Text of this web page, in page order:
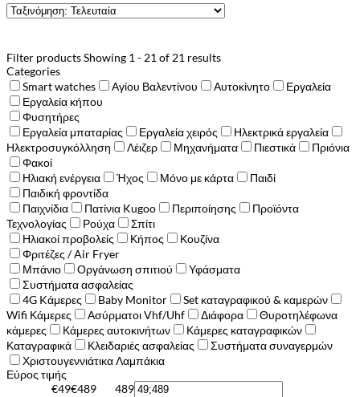
latest
Filter productsShowing 1 - 21 of 21 results
Categories
Smart watches
Αγίου Βαλεντίνου Αυτοκίνητο
Εργαλεία
Εργαλεία κήπου
Φυσητήρες
Εργαλεία μπαταρίας
Εργαλεία χειρός
Ηλεκτρικά εργαλεία
Ηλεκτροσυγκόλληση
Λέιζερ Μηχανήματα Πιεστικά
Πριόνια
Φακοί
Ηλιακή ενέργεια
Ήχος Μόνο με κάρτα
Παιδί
Παιδική φροντίδα
Παιχνίδια
Πατίνια Kugoo Περιποίησης
Προϊόντα
Τεχνολογίας
Ρούχα
Σπίτι
Ηλιακοί προβολείς
Κήπος
Κουζίνα
Φριτέζες / Air Fryer
Μπάνιο
Οργάνωση σπιτιού
Υφάσματα
Συστήματα ασφαλείας
4G Kάμερες
Baby Monitor
Set καταγραφικού & καμερών
Wifi Κάμερες
Ασύρματοι Vhf/Uhf Διάφορα
Θυροτηλέφωνα
κάμερες
Κάμερες αυτοκινήτων
Κάμερες καταγραφικών
Καταγραφικά
Κλειδαριές ασφαλείας
Συστήματα συναγερμών
Χριστουγεννιάτικα Λαμπάκια
Εύρος τιμής
€49€489 49
159
269
379
489